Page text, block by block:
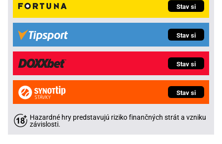
Stav si
Stav si
Stav si
Stav si
Hazardné hry predstavujú riziko finančných strát a vzniku
závislosti.